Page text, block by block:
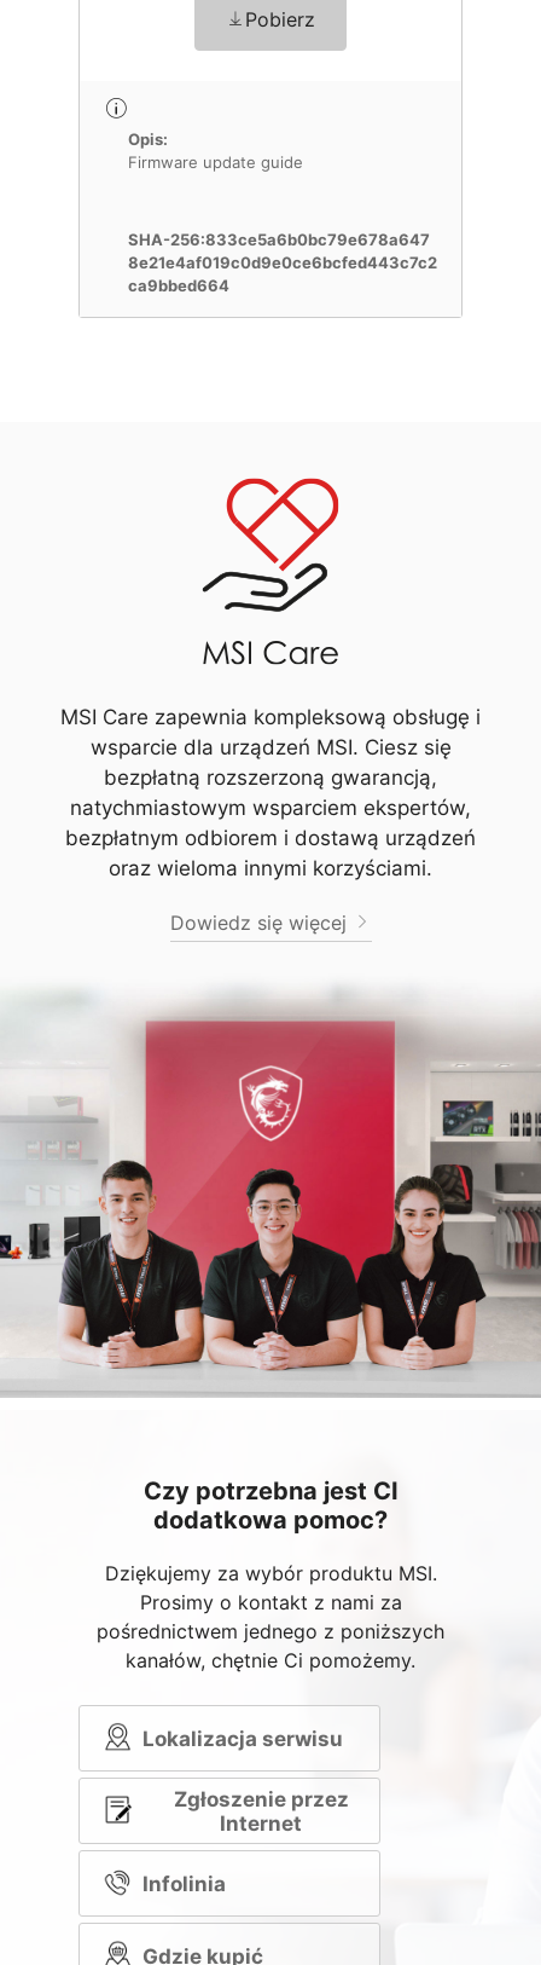
Pobierz
Opis:
Firmware update guide
SHA-256:833ce5a6b0bc79e678a647
8e21e4af019c0d9e0ce6bcfed443c7c2
ca9bbed664
MSI Care zapewnia kompleksową obsługę i
wsparcie dla urządzeń MSI. Ciesz się
bezpłatną rozszerzoną gwarancją,
natychmiastowym wsparciem ekspertów,
bezpłatnym odbiorem i dostawą urządzeń
oraz wieloma innymi korzyściami.
Dowiedz się więcej
Czy potrzebna jest CI
dodatkowa pomoc?
Dziękujemy za wybór produktu MSI.
Prosimy o kontakt z nami za
pośrednictwem jednego z poniższych
kanałów, chętnie Ci pomożemy.
Lokalizacja serwisu
Zgłoszenie przez
Internet
Infolinia
Gdzie kupić